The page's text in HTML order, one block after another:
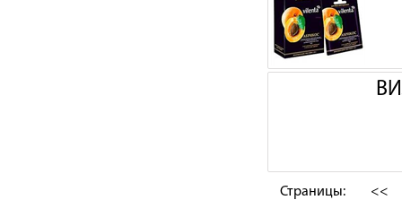
Страницы: <<